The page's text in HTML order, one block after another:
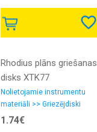
Rhodius plāns griešanas
disks XTK77
230x1.9x22.23
Nolietojamie instrumentu
materiāli >> Griezējdiski
1.74€